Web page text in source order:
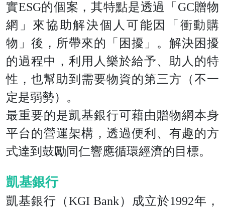
實ESG的個案，其特點是透過「GC贈物
網」來協助解決個人可能因「衝動購
物」後，所帶來的「困擾」。解決困擾
的過程中，利用人樂於給予、助人的特
性，也幫助到需要物資的第三方（不一
定是弱勢）。
最重要的是凱基銀行可藉由贈物網本身
平台的營運架構，透過便利、有趣的方
式達到鼓勵同仁響應循環經濟的目標。
凱基銀行
凱基銀行（KGI Bank）成立於1992年，